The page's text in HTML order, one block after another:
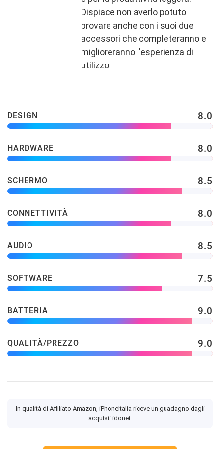
Dispiace non averlo potuto
provare anche con i suoi due
accessori che completeranno e
miglioreranno l'esperienza di
utilizzo.
DESIGN 8.0
HARDWARE 8.0
SCHERMO 8.5
CONNETTIVITÀ 8.0
AUDIO 8.5
SOFTWARE 7.5
BATTERIA 9.0
QUALITÀ/PREZZO 9.0
In qualità di Affiliato Amazon, iPhoneItalia riceve un guadagno dagli
acquisti idonei.